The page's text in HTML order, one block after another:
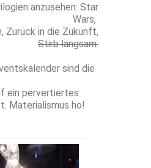
anzusehen: Star
Wars,
Zurück in die Zukunft,
Stirb langsam.
sind die
ein pervertiertes
Materialismus ho!